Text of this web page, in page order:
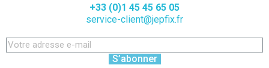
+33 (0)1 45 45 65 05
service-client@jepfix.fr
S’abonner